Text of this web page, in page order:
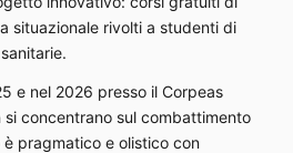
situazionale rivolti a studenti di
e nel 2026 presso il Corpeas
si concentrano sul combattimento
è pragmatico e olistico con